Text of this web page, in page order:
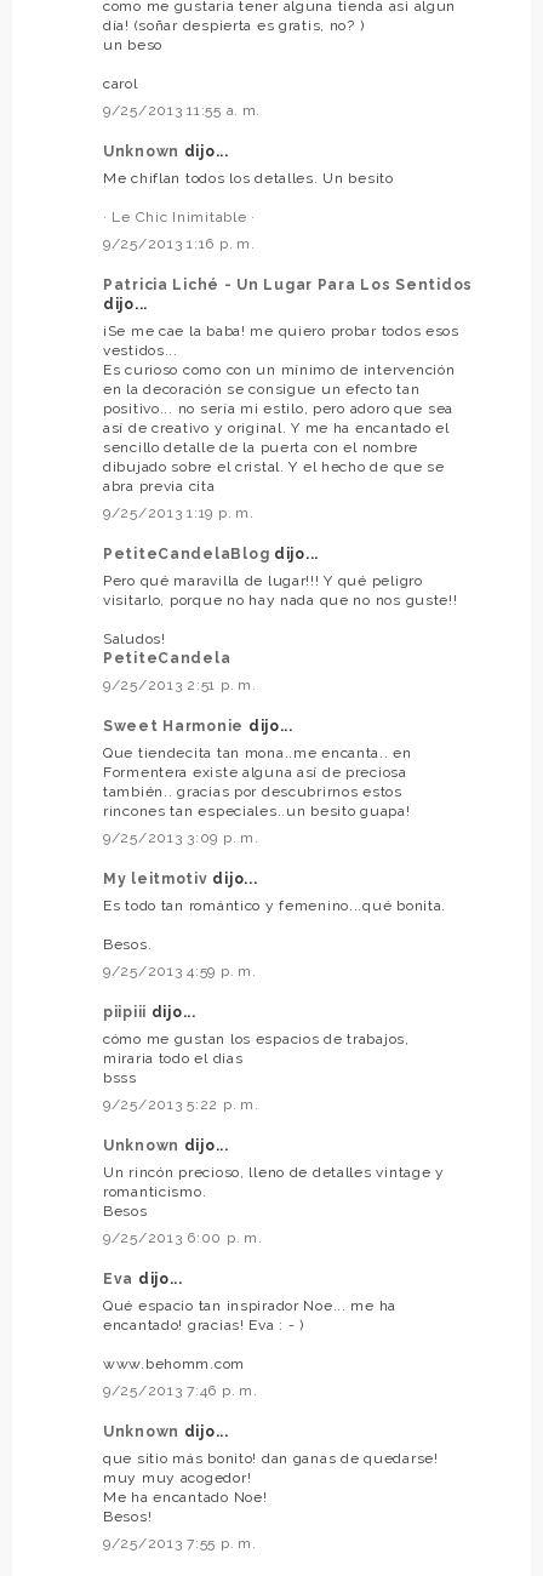
como me gustaria tener alguna tienda asi algun
día! (soñar despierta es gratis, no? )
un beso
carol
9/25/2013 11:55 a. m.
Unknown dijo...
Me chiflan todos los detalles. Un besito
· Le Chic Inimitable ·
9/25/2013 1:16 p. m.
Patricia Liché - Un Lugar Para Los Sentidos
dijo...
¡Se me cae la baba! me quiero probar todos esos
vestidos...
Es curioso como con un mínimo de intervención
en la decoración se consigue un efecto tan
positivo... no sería mi estilo, pero adoro que sea
así de creativo y original. Y me ha encantado el
sencillo detalle de la puerta con el nombre
dibujado sobre el cristal. Y el hecho de que se
abra previa cita
9/25/2013 1:19 p. m.
PetiteCandelaBlog dijo...
Pero qué maravilla de lugar!!! Y qué peligro
visitarlo, porque no hay nada que no nos guste!!
Saludos!
PetiteCandela
9/25/2013 2:51 p. m.
Sweet Harmonie dijo...
Que tiendecita tan mona..me encanta.. en
Formentera existe alguna así de preciosa
también.. gracias por descubrirnos estos
rincones tan especiales..un besito guapa!
9/25/2013 3:09 p. m.
My leitmotiv dijo...
Es todo tan romántico y femenino...qué bonita.
Besos.
9/25/2013 4:59 p. m.
piipiii dijo...
cómo me gustan los espacios de trabajos,
miraria todo el dias
bsss
9/25/2013 5:22 p. m.
Unknown dijo...
Un rincón precioso, lleno de detalles vintage y
romanticismo.
Besos
9/25/2013 6:00 p. m.
Eva dijo...
Qué espacio tan inspirador Noe... me ha
encantado! gracias! Eva : - )
www.behomm.com
9/25/2013 7:46 p. m.
Unknown dijo...
que sitio más bonito! dan ganas de quedarse!
muy muy acogedor!
Me ha encantado Noe!
Besos!
9/25/2013 7:55 p. m.